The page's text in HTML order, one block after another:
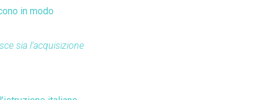
in modo
sia l’acquisizione